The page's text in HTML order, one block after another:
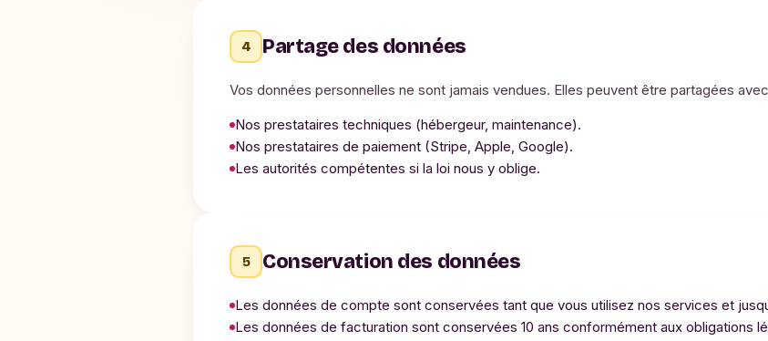
4 Partage des données
Vos données personnelles ne sont jamais vendues. Elles peuvent être partagées
Nos prestataires techniques (hébergeur, maintenance).
Nos prestataires de paiement (Stripe, Apple, Google).
Les autorités compétentes si la loi nous y oblige.
5 Conservation des données
Les données de compte sont conservées tant que vous utilisez nos services et
Les données de facturation sont conservées 10 ans conformément aux obligations